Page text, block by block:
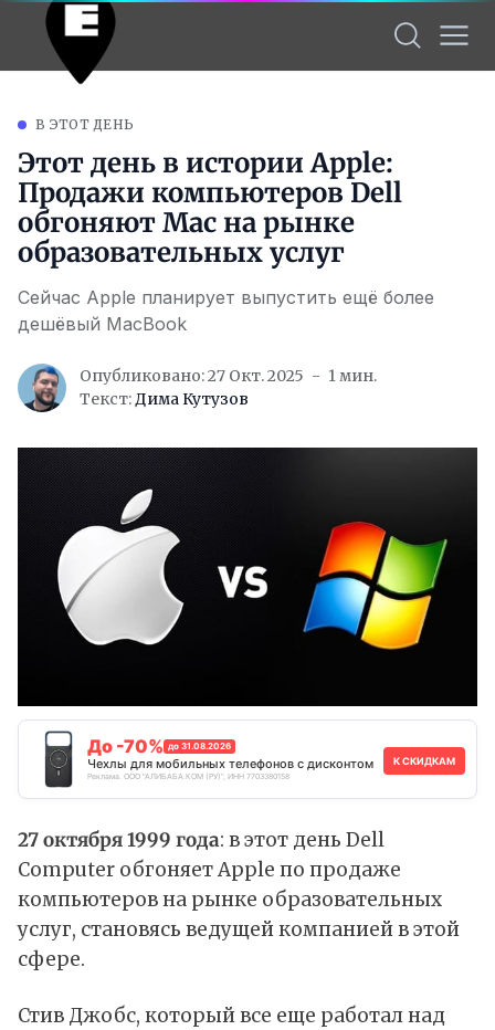
В ЭТОТ ДЕНЬ
Этот день в истории Apple:
Продажи компьютеров Dell
обгоняют Mac на рынке
образовательных услуг
Сейчас Apple планирует выпустить ещё более
дешёвый MacBook
Опубликовано: 27 Окт. 2025
1 мин.
Текст:Дима Кутузов
До -70% до 31.08.2026
Чехлы для мобильных телефонов с дисконтом
Реклама. ООО "АЛИБАБА.КОМ (РУ)", ИНН 7703380158
К СКИДКАМ
27 октября 1999 года: в этот день Dell
Computer обгоняет Apple по продаже
компьютеров на рынке образовательных
услуг, становясь ведущей компанией в этой
сфере.
Стив Джобс, который все еще работал над